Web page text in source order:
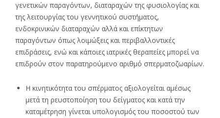
γενετικών παραγόντων, διαταραχών της φυσιολογίας και
της λειτουργίας του γεννητικού συστήματος,
ενδοκρινικών διαταραχών αλλά και επίκτητων
παραγόντων όπως λοιμώξεις και περιβαλλοντικές
επιδράσεις, ενώ και κάποιες ιατρικές θεραπείες μπορεί να
επιδρούν στον παρατηρούμενο αριθμό σπερματοζωαρίων.
Η κινητικότητα του σπέρματος αξιολογείται αμέσως
μετά τη ρευστοποίηση του δείγματος και κατά την
καταμέτρηση γίνεται υπολογισμός του ποσοστού των